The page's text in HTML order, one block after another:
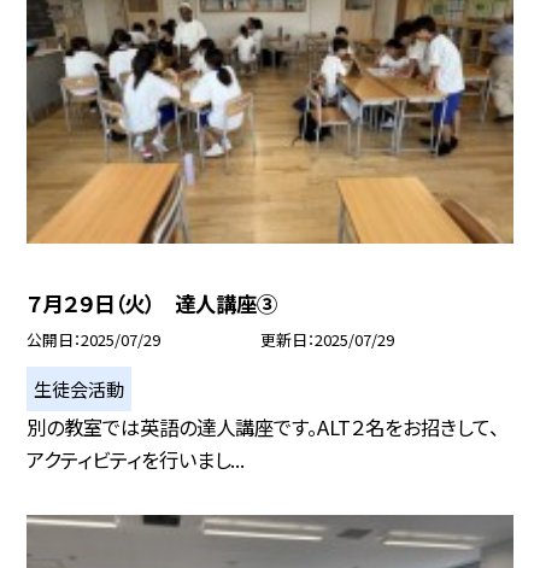
７月２９日（火） 達人講座③
公開日 2025/07/29 更新日 2025/07/29
生徒会活動
別の教室では英語の達人講座です。ALT２名をお招きして、
アクティビティを行いまし...